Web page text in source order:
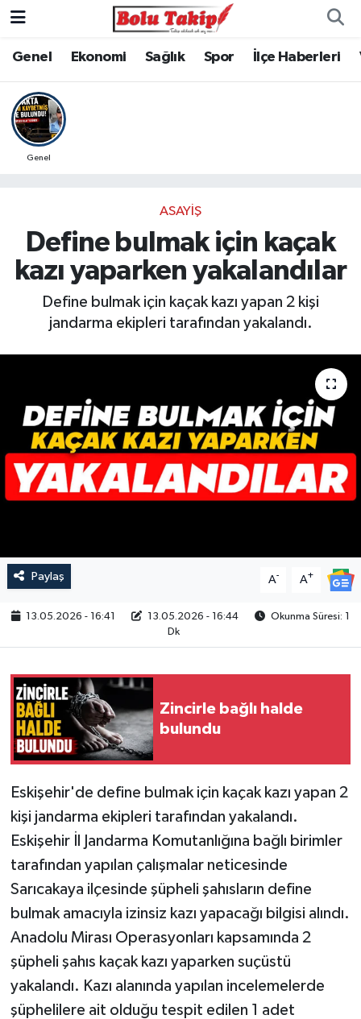
Genel Ekonomi Sağlık Spor İlçe Haberleri
Genel
ASAYIŞ
Define bulmak için kaçak
kazı yaparken yakalandılar
Define bulmak için kaçak kazı yapan 2 kişi
jandarma ekipleri tarafından yakalandı.
Paylaş A- A+
13.05.2026 - 16:41 13.05.2026 - 16:44
Okunma Süresi: 1
Dk
Zincirle bağlı halde
bulundu
Eskişehir'de define bulmak için kaçak kazı yapan 2
kişi jandarma ekipleri tarafından yakalandı.
Eskişehir İl Jandarma Komutanlığına bağlı birimler
tarafından yapılan çalışmalar neticesinde
Sarıcakaya ilçesinde şüpheli şahısların define
bulmak amacıyla izinsiz kazı yapacağı bilgisi alındı.
Anadolu Mirası Operasyonları kapsamında 2
şüpheli şahıs kaçak kazı yaparken suçüstü
yakalandı. Kazı alanında yapılan incelemelerde
şüphelilere ait olduğu tespit edilen 1 adet